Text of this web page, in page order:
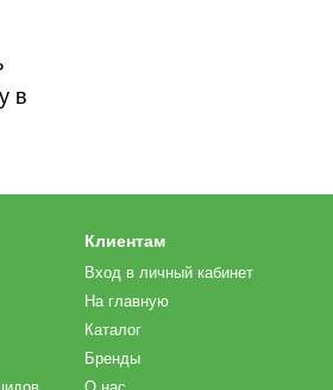
в
Клиентам
Вход в личный кабинет
На главную
Каталог
Бренды